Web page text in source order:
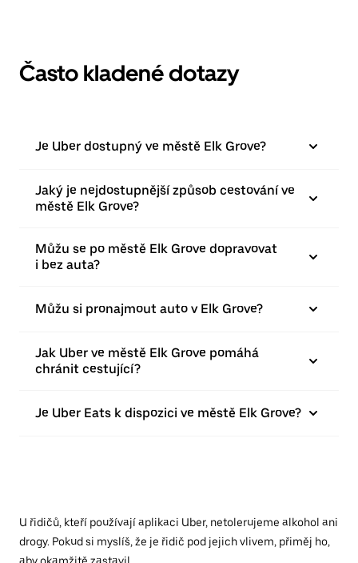
Často kladené dotazy
Je Uber dostupný ve městě Elk Grove?
Jaký je nejdostupnější způsob cestování ve
městě Elk Grove?
Můžu se po městě Elk Grove dopravovat
i bez auta?
Můžu si pronajmout auto v Elk Grove?
Jak Uber ve městě Elk Grove pomáhá
chránit cestující?
Je Uber Eats k dispozici ve městě Elk Grove?
U řidičů, kteří používají aplikaci Uber, netolerujeme alkohol ani
drogy. Pokud si myslíš, že je řidič pod jejich vlivem, přiměj ho,
aby okamžitě zastavil.